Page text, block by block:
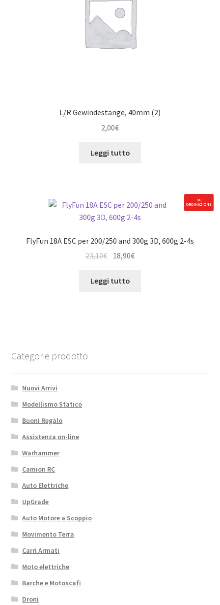
L/R Gewindestange, 40mm (2)
2,00€
Leggi tutto
SU
ORDINAZIONE
FlyFun 18A ESC per 200/250 and 300g 3D, 600g 2-4s
23,10€
originale
18,90€Il
Leggi tutto
Categorie prodotto
Nuovi Arrivi
Modellismo Statico
Buoni Regalo
Assistenza on-line
Warhammer
Camion RC
Auto Elettriche
UpGrade
Auto Motore a Scoppio
Movimento Terra
Carri Armati
Moto elettriche
Barche e Motoscafi
Droni